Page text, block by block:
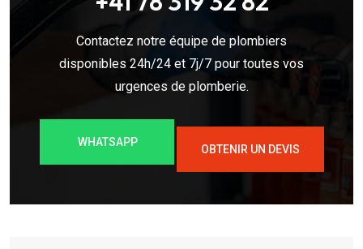
Contactez notre équipe de plombiers
disponibles 24h/24 et 7j/7 pour toutes vos
urgences de plomberie.
WHATSAPP
OBTENIR UN DEVIS